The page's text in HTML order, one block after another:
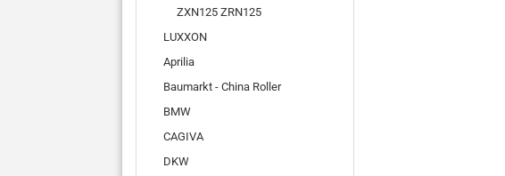
ZXN125 ZRN125
LUXXON
Aprilia
Baumarkt - China Roller
BMW
CAGIVA
DKW